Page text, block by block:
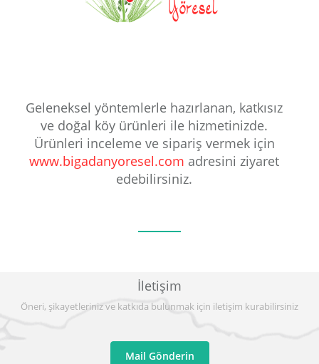
Geleneksel yöntemlerle hazırlanan, katkısız
ve doğal köy ürünleri ile hizmetinizde.
Ürünleri inceleme ve sipariş vermek için
www.bigadanyoresel.com adresini ziyaret
edebilirsiniz.
İletişim
Öneri, şikayetleriniz ve katkıda bulunmak için iletişim kurabilirsiniz
Mail Gönderin